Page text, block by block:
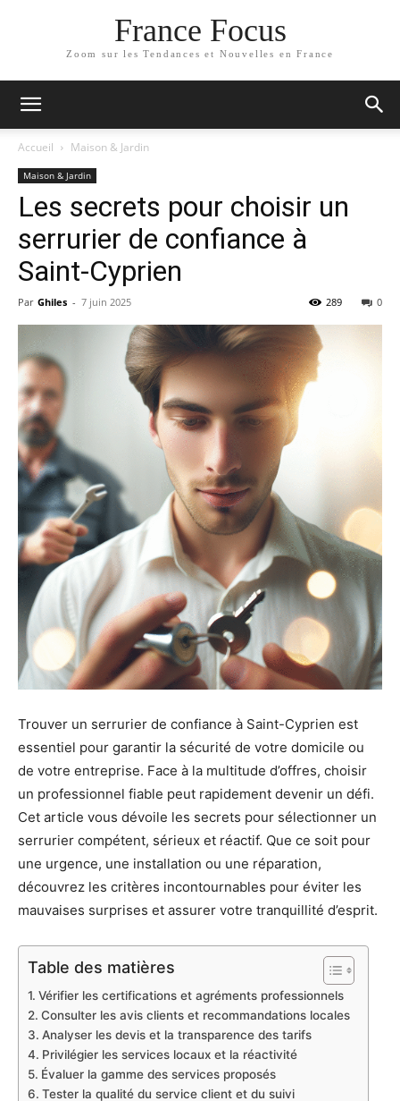
France Focus
Zoom sur les Tendances et Nouvelles en France
Accueil Maison & Jardin
Maison & Jardin
Les secrets pour choisir un
serrurier de confiance à
Saint-Cyprien
Par Ghiles - 7 juin 2025 0
289
Trouver un serrurier de confiance à Saint-Cyprien est
essentiel pour garantir la sécurité de votre domicile ou
de votre entreprise. Face à la multitude d’offres, choisir
un professionnel fiable peut rapidement devenir un défi.
Cet article vous dévoile les secrets pour sélectionner un
serrurier compétent, sérieux et réactif. Que ce soit pour
une urgence, une installation ou une réparation,
découvrez les critères incontournables pour éviter les
mauvaises surprises et assurer votre tranquillité d’esprit.
Table des matières
Vérifier les certifications et agréments professionnels
Consulter les avis clients et recommandations locales
Analyser les devis et la transparence des tarifs
Privilégier les services locaux et la réactivité
Évaluer la gamme des services proposés
Tester la qualité du service client et du suivi